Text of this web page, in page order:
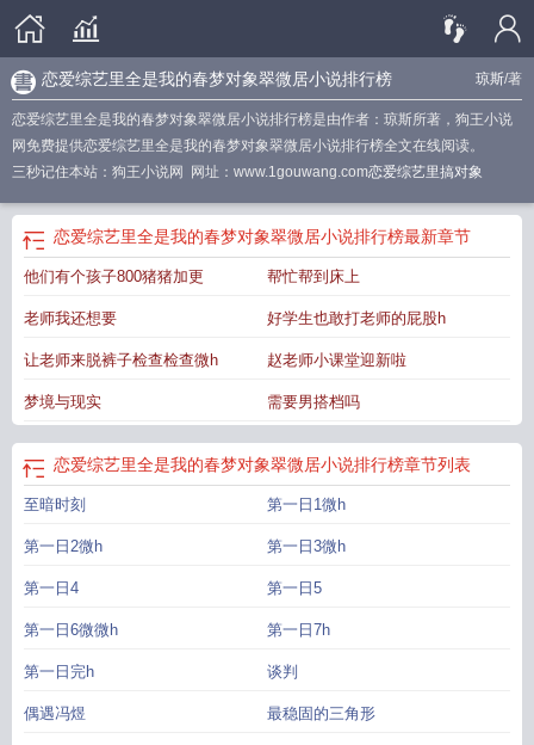
琼斯/著
恋爱综艺里全是我的春梦对象翠微居小说排行榜
恋爱综艺里全是我的春梦对象翠微居小说排行榜是由作者：琼斯所著，狗王小说
网免费提供恋爱综艺里全是我的春梦对象翠微居小说排行榜全文在线阅读。
三秒记住本站：狗王小说网 网址：www.1gouwang.com恋爱综艺里搞对象
恋爱综艺里全是我的春梦对象翠微居小说排行榜最新章节
他们有个孩子800猪猪加更 帮忙帮到床上
老师我还想要 好学生也敢打老师的屁股h
让老师来脱裤子检查检查微h 赵老师小课堂迎新啦
梦境与现实 需要男搭档吗
恋爱综艺里全是我的春梦对象翠微居小说排行榜章节列表
至暗时刻 第一日1微h
第一日2微h 第一日3微h
第一日4 第一日5
第一日6微微h 第一日7h
第一日完h 谈判
偶遇冯煜 最稳固的三角形